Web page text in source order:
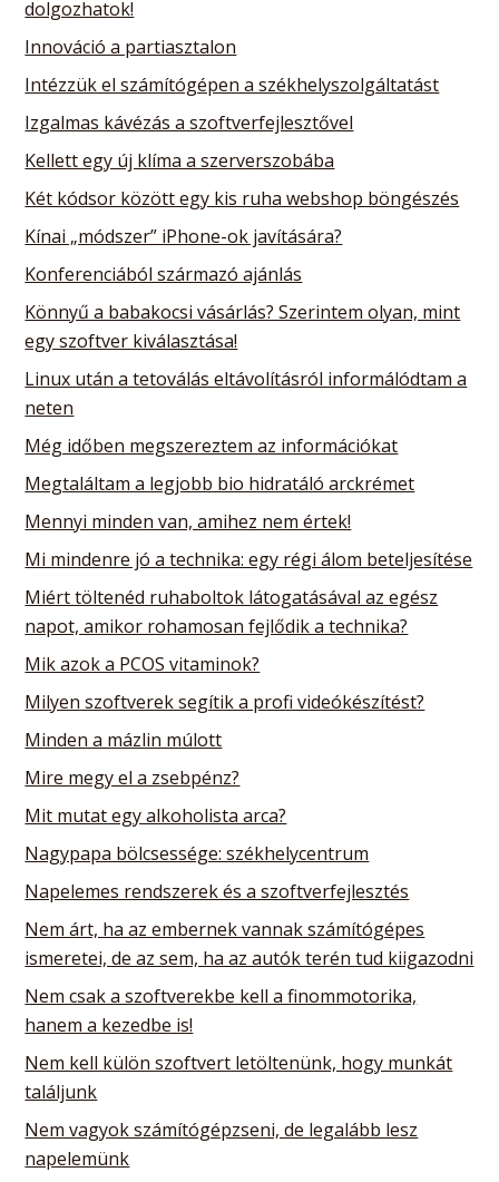
dolgozhatok!
Innováció a partiasztalon
Intézzük el számítógépen a székhelyszolgáltatást
Izgalmas kávézás a szoftverfejlesztővel
Kellett egy új klíma a szerverszobába
Két kódsor között egy kis ruha webshop böngészés
Kínai „módszer” iPhone-ok javítására?
Konferenciából származó ajánlás
Könnyű a babakocsi vásárlás? Szerintem olyan, mint
egy szoftver kiválasztása!
Linux után a tetoválás eltávolításról informálódtam a
neten
Még időben megszereztem az információkat
Megtaláltam a legjobb bio hidratáló arckrémet
Mennyi minden van, amihez nem értek!
Mi mindenre jó a technika: egy régi álom beteljesítése
Miért töltenéd ruhaboltok látogatásával az egész
napot, amikor rohamosan fejlődik a technika?
Mik azok a PCOS vitaminok?
Milyen szoftverek segítik a profi videókészítést?
Minden a mázlin múlott
Mire megy el a zsebpénz?
Mit mutat egy alkoholista arca?
Nagypapa bölcsessége: székhelycentrum
Napelemes rendszerek és a szoftverfejlesztés
Nem árt, ha az embernek vannak számítógépes
ismeretei, de az sem, ha az autók terén tud kiigazodni
Nem csak a szoftverekbe kell a finommotorika,
hanem a kezedbe is!
Nem kell külön szoftvert letöltenünk, hogy munkát
találjunk
Nem vagyok számítógépzseni, de legalább lesz
napelemünk